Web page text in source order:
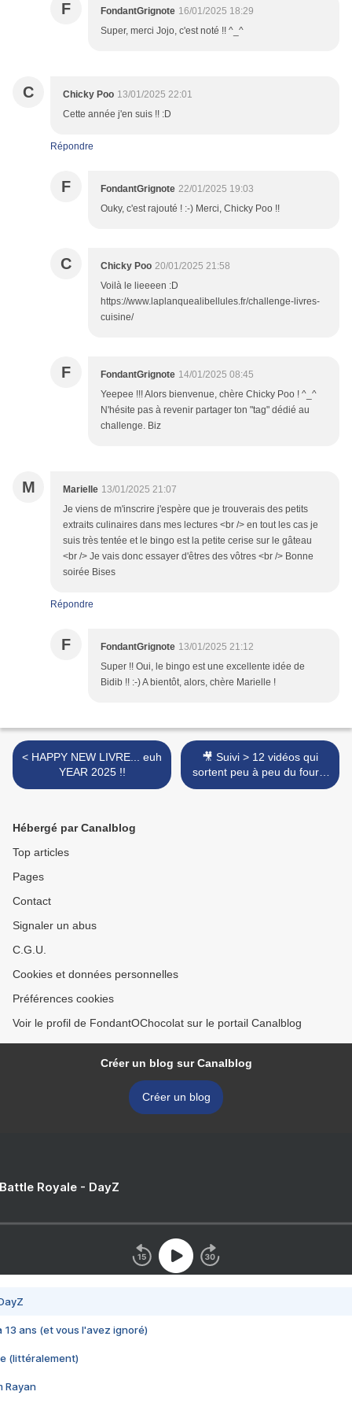
F FondantGrignote 16/01/2025 18:29
Super, merci Jojo, c'est noté !! ^_^
C Chicky Poo 13/01/2025 22:01
Cette année j'en suis !! :D
Répondre
F FondantGrignote 22/01/2025 19:03
Ouky, c'est rajouté ! :-) Merci, Chicky Poo !!
C Chicky Poo 20/01/2025 21:58
Voilà le lieeeen :D
https://www.laplanquealibellules.fr/challenge-livres-
cuisine/
F FondantGrignote 14/01/2025 08:45
Yeepee !!! Alors bienvenue, chère Chicky Poo ! ^_^
N'hésite pas à revenir partager ton "tag" dédié au
challenge. Biz
M Marielle 13/01/2025 21:07
Je viens de m'inscrire j'espère que je trouverais des petits
extraits culinaires dans mes lectures <br /> en tout les cas je
suis très tentée et le bingo est la petite cerise sur le gâteau
<br /> Je vais donc essayer d'êtres des vôtres <br /> Bonne
soirée Bises
Répondre
F FondantGrignote 13/01/2025 21:12
Super !! Oui, le bingo est une excellente idée de
Bidib !! :-) A bientôt, alors, chère Marielle !
< HAPPY NEW LIVRE... euh
YEAR 2025 !!
🎥 Suivi > 12 vidéos qui
sortent peu à peu du four...
>
Hébergé par Canalblog
Top articles
Pages
Contact
Signaler un abus
C.G.U.
Cookies et données personnelles
Préférences cookies
Voir le profil de FondantOChocolat sur le portail Canalblog
Créer un blog sur Canalblog
Créer un blog
Royale - DayZ
13 ans (et vous l'avez ignoré)
(littéralement)
Rayan